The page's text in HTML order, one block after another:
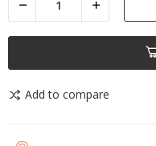
Add to compare